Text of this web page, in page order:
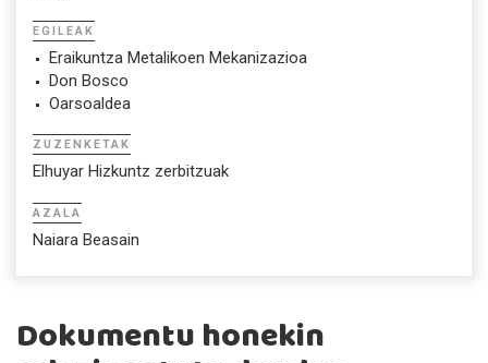
EGILEAK
Eraikuntza Metalikoen Mekanizazioa
Don Bosco
Oarsoaldea
ZUZENKETAK
Elhuyar Hizkuntz zerbitzuak
AZALA
Naiara Beasain
Dokumentu honekin